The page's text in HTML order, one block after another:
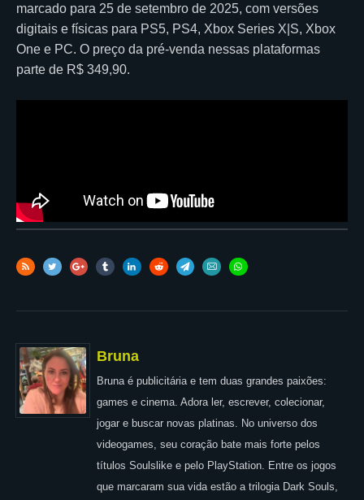
marcado para 25 de setembro de 2025, com versões
digitais e físicas para PS5, PS4, Xbox Series X|S, Xbox
One e PC. O preço da pré-venda nessas plataformas
parte de R$ 349,90.
Bruna
Bruna é publicitária e tem duas grandes paixões:
games e cinema. Adora ler, escrever, colecionar,
jogar e buscar novas platinas. No universo dos
videogames, seu coração bate mais forte pelos
títulos Soulslike e pelo PlayStation. Entre os jogos
que marcaram sua vida estão a trilogia Dark Souls,